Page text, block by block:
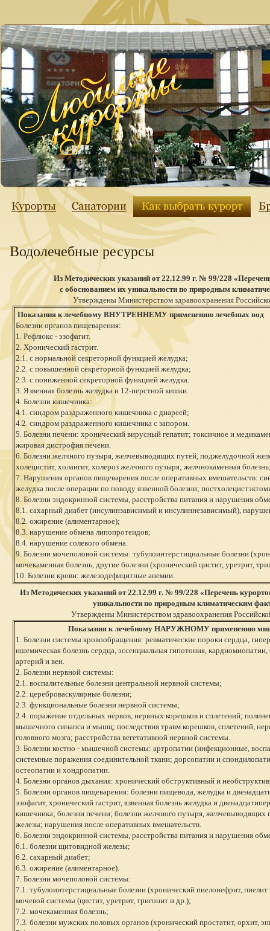
Водолечебные ресурсы
Из Методических указаний от 22.12.99 г. № 99/228
с обоснованием их уникальности по природным
Утверждены Министерством здравоохранения
Показания к лечебному ВНУТРЕННЕМУ применению лечебных вод
Болезни органов пищеварения:
1. Рефлюкс - эзофагит.
2. Хронический гастрит.
2.1. с нормальной секреторной функцией желудка;
2.2. с повышенной секреторной функцией желудка;
2.3. с пониженной секреторной функцией желудка.
3. Язвенная болезнь желудка и 12-перстной кишки.
4. Болезни кишечника:
4.1. синдром раздраженного кишечника с диареей;
4.2. синдром раздраженного кишечника с запором.
5. Болезни печени: хронический вирусный гепатит; токсичное и
жировая дистрофия печени.
6. Болезни желчного пузыря, желчевыводящих путей, поджелудочной
холецистит, холангит, холероз желчного пузыря; желчнокаменная
7. Нарушения органов пищеварения после оперативных вмешательств:
желудка после операции по поводу язвенной болезни;
8. Болезни эндокринной системы, расстройства питания и нарушения
8.1. сахарный диабет (инсулинзависимый и инсулиннезависимый),
8.2. ожирение (алиментарное);
8.3. нарушение обмена липопротеидов;
8.4. нарушение солевого обмена.
9. Болезни мочеполовой системы: тубулоинтерстициальные болезни
мочекаменная болезнь, другие болезни (хронический цистит, уретрит,
10. Болезни крови: железодефицитные анемии.
Из Методических указаний от 22.12.99 г. № 99/228 «Перечень
уникальности по природным климатическим
Утверждены Министерством здравоохранения
Показания к лечебному НАРУЖНОМУ применению
1. Болезни системы кровообращения: ревматические пороки сердца,
ишемическая болезнь сердца, эссенциальная гипотония,
артерий и вен.
2. Болезни нервной системы:
2.1. воспалительные болезни центральной нервной системы;
2.2. цереброваскулярные болезни;
2.3. функциональные болезни нервной системы;
2.4. поражение отдельных нервов, нервных корешков и сплетений;
мышечного синапса и мышц; последствия травм корешков, сплетений,
головного мозга; расстройства вегетативной нервной системы.
3. Болезни костно - мышечной системы: артропатии (инфекционные,
системные поражения соединительной ткани; дорсопатии и
остеопатии и хондропатии.
4. Болезни органов дыхания: хронический обструктивный и
5. Болезни органов пищеварения: болезни пищевода, желудка и
эзофагит, хронический гастрит, язвенная болезнь желудка и
кишечника; болезни печени; болезни желчного пузыря, желчевыводящих
железы; нарушения после оперативных вмешательств.
6. Болезни эндокринной системы, расстройства питания и нарушения
6.1. болезни щитовидной железы;
6.2. сахарный диабет;
6.3. ожирение (алиментарное).
7. Болезни мочеполовой системы:
7.1. тубулоинтерстициальные болезни (хронический пиелонефрит,
мочевой системы (цистит, уретрит, тригонит и др.);
7.2. мочекаменная болезнь;
7.3. болезни мужских половых органов (хронический простатит, орхит,